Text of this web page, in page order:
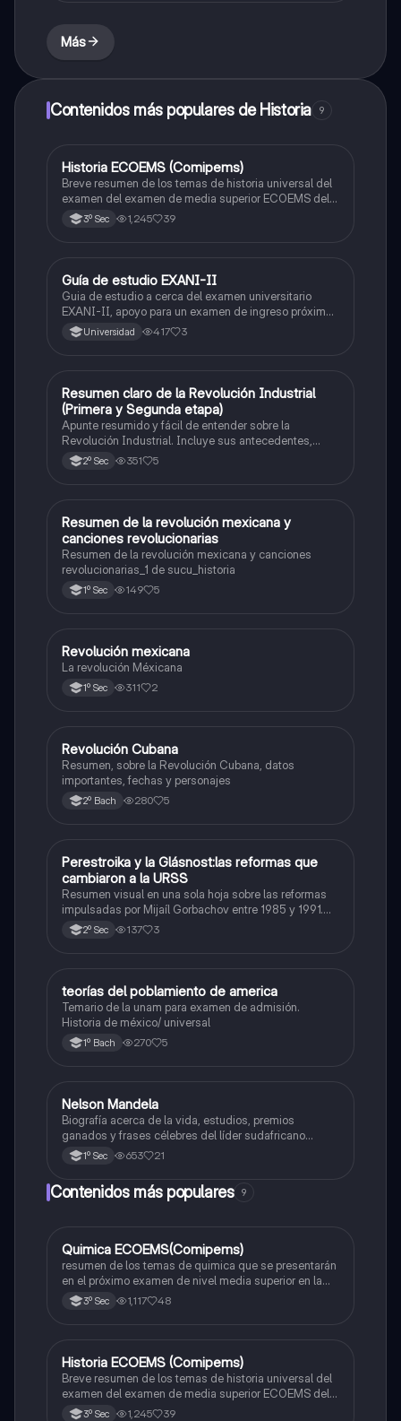
Más
Contenidos más populares de Historia 9
Historia
Historia ECOEMS (Comipems)
Breve resumen de los temas de historia universal del
examen del examen de media superior ECOEMS del
valle de México
3º Sec 1,245 39
Historia
Guía de estudio EXANI-II
Guia de estudio a cerca del examen universitario
EXANI-II, apoyo para un examen de ingreso próximo
2026.Universidad 417 3
Historia
Resumen claro de la Revolución Industrial
(Primera y Segunda etapa)
Apunte resumido y fácil de entender sobre la
Revolución Industrial. Incluye sus antecedentes,
inventos clave, y las diferencias entre la Primera y la
Segunda Revolución Industrial. Ideal para estudiar
2º Sec 351 5
Historia
Resumen de la revolución mexicana y
canciones revolucionarias
Resumen de la revolución mexicana y canciones
revolucionarias_1 de sucu_historia
1º Sec 149 5
Historia
Revolución mexicana
La revolución Méxicana
1º Sec 311 2
Historia
Revolución Cubana
Resumen, sobre la Revolución Cubana, datos
importantes, fechas y personajes
2º Bach 280 5
Historia
Perestroika y la Glásnost:las reformas que
cambiaron a la URSS
Resumen visual en una sola hoja sobre las reformas
impulsadas por Mijaíl Gorbachov entre 1985 y 1991.
Incluye los objetivos, características y consecuencias
de la Perestroika (reforma económica) y la Glásnost
2º Sec 137 3
Historia
teorías del poblamiento de america
Temario de la unam para examen de admisión.
Historia de méxico/ universal
1º Bach 270 5
Historia
Nelson Mandela
Biografía acerca de la vida, estudios, premios
ganados y frases célebres del líder sudafricano
Nelson Mandela.
1º Sec 653 21
Contenidos más populares 9
Química
Quimica ECOEMS(Comipems)
resumen de los temas de quimica que se presentarán
en el próximo examen de nivel media superior en la
zona metropolitana de el valle de México
3º Sec 1,117 48
Historia
Historia ECOEMS (Comipems)
Breve resumen de los temas de historia universal del
examen del examen de media superior ECOEMS del
valle de México
3º Sec 1,245 39